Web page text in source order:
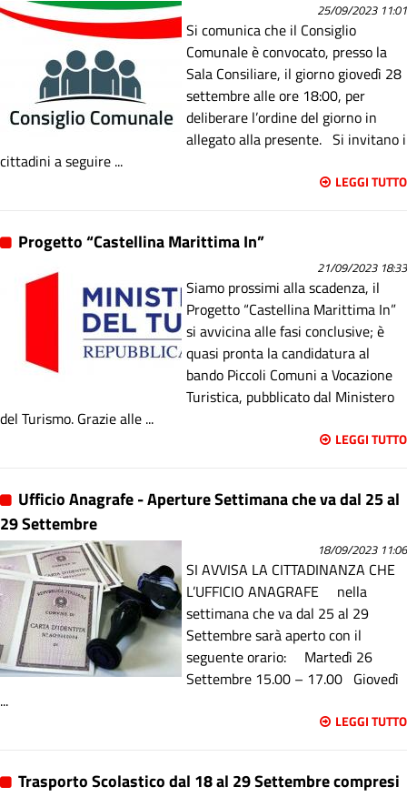
25/09/2023 11:01
Si comunica che il Consiglio
Comunale è convocato, presso la
Sala Consiliare, il giorno giovedì 28
settembre alle ore 18:00, per
deliberare l’ordine del giorno in
allegato alla presente. Si invitano i
cittadini a seguire ...
LEGGI TUTTO
Progetto “Castellina Marittima In”
21/09/2023 18:33
Siamo prossimi alla scadenza, il
Progetto “Castellina Marittima In”
si avvicina alle fasi conclusive; è
quasi pronta la candidatura al
bando Piccoli Comuni a Vocazione
Turistica, pubblicato dal Ministero
del Turismo. Grazie alle ...
LEGGI TUTTO
Ufficio Anagrafe - Aperture Settimana che va dal 25 al
29 Settembre
18/09/2023 11:06
SI AVVISA LA CITTADINANZA CHE
L’UFFICIO ANAGRAFE nella
settimana che va dal 25 al 29
Settembre sarà aperto con il
seguente orario: Martedì 26
Settembre 15.00 – 17.00 Giovedì
...
LEGGI TUTTO
Trasporto Scolastico dal 18 al 29 Settembre compresi